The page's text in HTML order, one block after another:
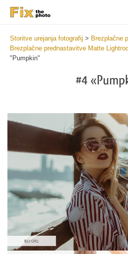
Storitve urejanja fotografij > Brezplačne
Brezplačne prednastavitve Matte
"Pumpkin"
#4
Please